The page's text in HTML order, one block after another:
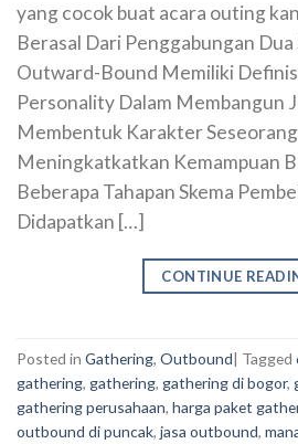
yang cocok buat acara outing
Berasal Dari Penggabungan
Outward-Bound Memiliki
Personality Dalam Membangun
Membentuk Karakter
Meningkatkatkan Kemampuan
Beberapa Tahapan Skema
Didapatkan […]
CONTINUE
Posted in Gathering, Outbound| Tagged
gathering, gathering, gathering di bogor,
gathering perusahaan, harga paket
outbound di puncak, jasa outbound,